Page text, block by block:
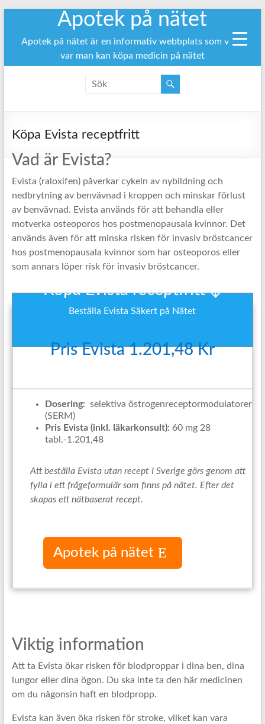
innehåll
Apotek på nätet
Apotek på nätet är en informativ webbplats som visar
var man kan köpa medicin på nätet
Köpa Evista receptfritt
Vad är Evista?
Evista (raloxifen) påverkar cykeln av nybildning och
nedbrytning av benvävnad i kroppen och minskar förlust
av benvävnad. Evista används för att behandla eller
motverka osteoporos hos postmenopausala kvinnor. Det
används även för att minska risken för invasiv bröstcancer
hos postmenopausala kvinnor som har osteoporos eller
som annars löper risk för invasiv bröstcancer.
Köpa Evista receptfritt ↓
Beställa Evista Säkert på Nätet
Pris Evista 1.201,48 Kr
Dosering: selektiva östrogenreceptormodulatorer
(SERM)
Pris Evista (inkl. läkarkonsult): 60 mg 28
tabl.-1.201,48
Att beställa Evista utan recept I Sverige görs genom att
fylla i ett frågeformulär som finns på nätet. Efter det
skapas ett nätbaserat recept.
Apotek på nätet
Viktig information
Att ta Evista ökar risken för blodproppar i dina ben, dina
lungor eller dina ögon. Du ska inte ta den här medicinen
om du någonsin haft en blodpropp.
Evista kan även öka risken för stroke, vilket kan vara